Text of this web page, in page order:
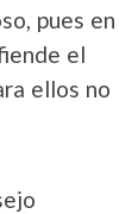
pues en
el
ellos no